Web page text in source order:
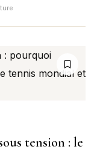
tension : le